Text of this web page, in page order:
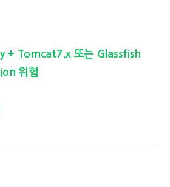
+ Tomcat7.x 또는 Glassfish
위험